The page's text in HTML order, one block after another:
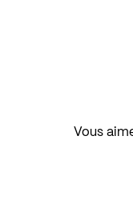
Vous